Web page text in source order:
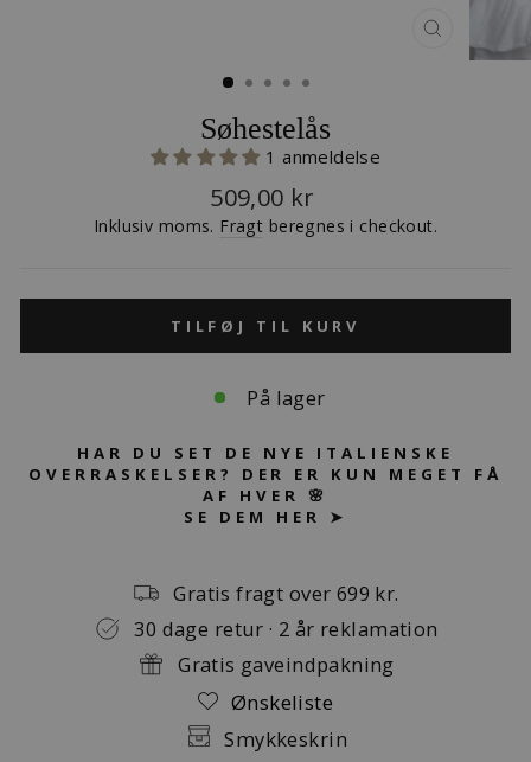
LUK
(ESC)
Søhestelås
1 anmeldelse
Normalpris
509,00 kr
Inklusiv moms. Fragt beregnes i checkout.
TILFØJ TIL KURV
På lager
HAR DU SET DE NYE ITALIENSKE
OVERRASKELSER? DER ER KUN MEGET FÅ
AF HVER 🌸
SE DEM HER ➤
Gratis fragt over 699 kr.
30 dage retur · 2 år reklamation
Gratis gaveindpakning
Ønskeliste
Smykkeskrin